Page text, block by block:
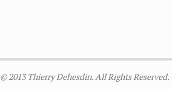
© 2013 Thierry Dehesdin. All Rights